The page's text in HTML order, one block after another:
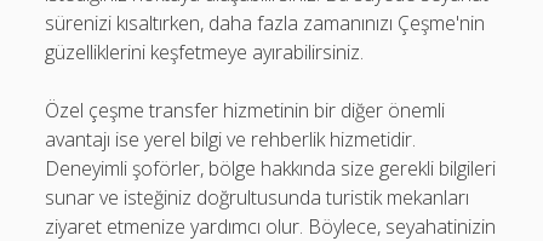
sürenizi kısaltırken, daha fazla zamanınızı Çeşme'nin
güzelliklerini keşfetmeye ayırabilirsiniz.
Özel çeşme transfer hizmetinin bir diğer önemli
avantajı ise yerel bilgi ve rehberlik hizmetidir.
Deneyimli şoförler, bölge hakkında size gerekli bilgileri
sunar ve isteğiniz doğrultusunda turistik mekanları
ziyaret etmenize yardımcı olur. Böylece, seyahatinizin